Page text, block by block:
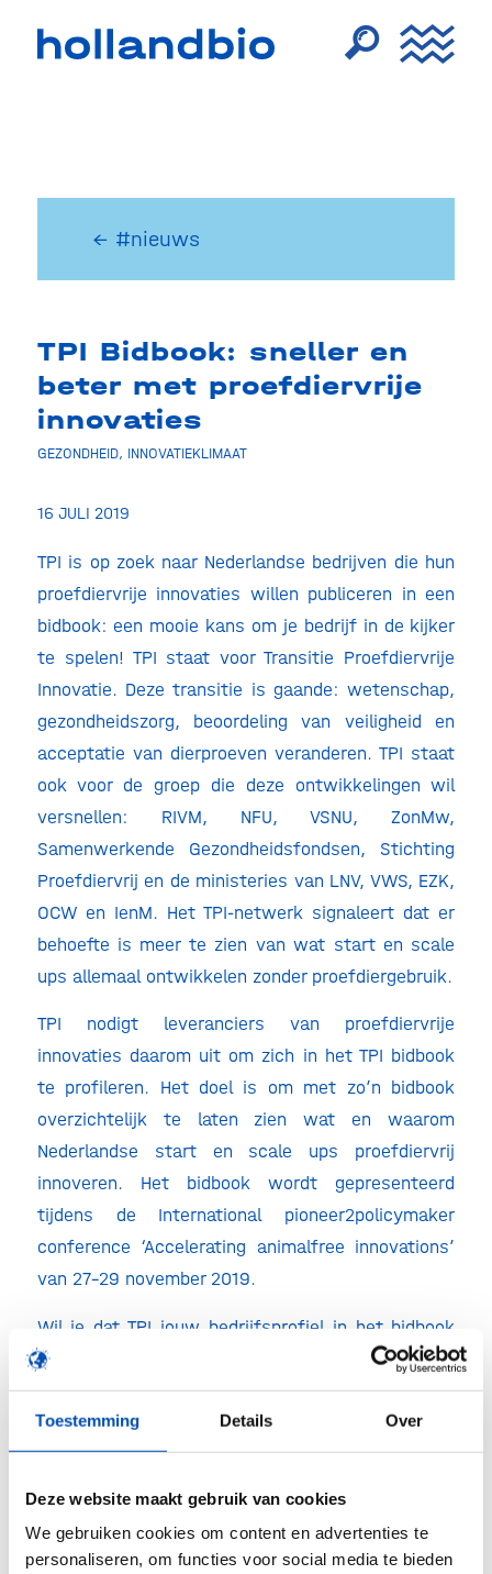
Toestemming Details Over
Deze website maakt gebruik van cookies
We gebruiken cookies om content en advertenties te
personaliseren, om functies voor social media te bieden
← #nieuws
TPI Bidbook: sneller en
beter met proefdiervrije
innovaties
GEZONDHEID, INNOVATIEKLIMAAT
16 JULI 2019
TPI is op zoek naar Nederlandse bedrijven die hun
proefdiervrije innovaties willen publiceren in een
bidbook: een mooie kans om je bedrijf in de kijker
te spelen! TPI staat voor Transitie Proefdiervrije
Innovatie. Deze transitie is gaande: wetenschap,
gezondheidszorg, beoordeling van veiligheid en
acceptatie van dierproeven veranderen. TPI staat
ook voor de groep die deze ontwikkelingen wil
versnellen: RIVM, NFU, VSNU, ZonMw,
Samenwerkende Gezondheidsfondsen, Stichting
Proefdiervrij en de ministeries van LNV, VWS, EZK,
OCW en IenM. Het TPI-netwerk signaleert dat er
behoefte is meer te zien van wat start en scale
ups allemaal ontwikkelen zonder proefdiergebruik.
TPI nodigt leveranciers van proefdiervrije
innovaties daarom uit om zich in het TPI bidbook
te profileren. Het doel is om met zo’n bidbook
overzichtelijk te laten zien wat en waarom
Nederlandse start en scale ups proefdiervrij
innoveren. Het bidbook wordt gepresenteerd
tijdens de International pioneer2policymaker
conference ‘Accelerating animalfree innovations’
van 27-29 november 2019.
Wil je dat TPI jouw bedrijfsprofiel in het bidbook
opneemt? Laat het HollandBIO dan uiterlijk 23 juli
weten viainfo@hollandbio.nl.
TPI:
https://www.transitieproefdiervrijeinnovatie.nl/
International pioneer2policymaker conference: